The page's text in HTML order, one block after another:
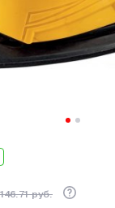
146.71 руб.